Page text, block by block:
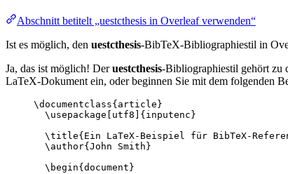
Abschnitt betitelt „uestcthesis in Overleaf verwenden“
Ist es möglich, den uestcthesis-BibTeX-Bibliographiestil in
Ja, das ist möglich! Deruestcthesis-Bibliographiestil gehört zu
LaTeX-Dokument ein, oder beginnen Sie mit dem folgenden
\documentclass{ article }
\usepackage
utf8 ]{ inputenc }
\title{Ein LaTeX-Beispiel für BibTeX-
\author{John Smith}
\begin{ document }